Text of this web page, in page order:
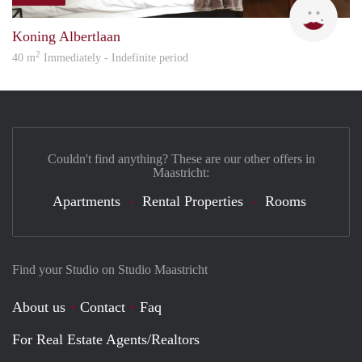
Koning Albertlaan
40 m2 Immediately - Indefinite period
Find your Studio on Studio Maastricht
About us Contact
Faq
For Real Estate Agents/Realtors
Couldn't find anything? These are our other offers in
Maastricht:
Apartments Rental Properties Rooms